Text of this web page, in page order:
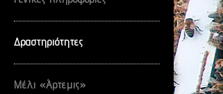
Δραστηριότητες
Μέλι «Άρτεμις»